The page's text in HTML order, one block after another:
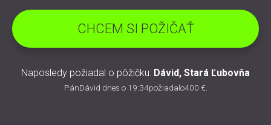
CHCEM SI POŽIČAŤ
Naposledy požiadal o pôžičku: Dávid, Stará Ľubovňa
PánDávid dnes o 19:34požiadalo400 €